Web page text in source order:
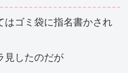
はゴミ袋に指名書かされ
見したのだが